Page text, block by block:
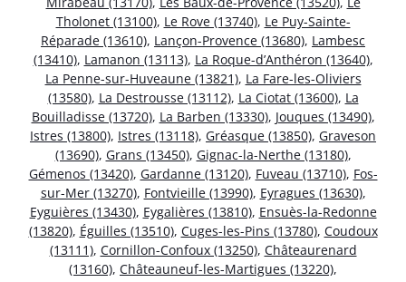
Tholonet (13100), Le Rove (13740), Le Puy-Sainte-
Réparade (13610), Lançon-Provence (13680), Lambesc
(13410), Lamanon (13113), La Roque-d’Anthéron (13640),
La Penne-sur-Huveaune (13821), La Fare-les-Oliviers
(13580), La Destrousse (13112), La Ciotat (13600), La
Bouilladisse (13720), La Barben (13330), Jouques (13490),
Istres (13800), Istres (13118), Gréasque (13850), Graveson
(13690), Grans (13450), Gignac-la-Nerthe (13180),
Gémenos (13420), Gardanne (13120), Fuveau (13710), Fos-
sur-Mer (13270), Fontvieille (13990), Eyragues (13630),
Eyguières (13430), Eygalières (13810), Ensuès-la-Redonne
(13820), Éguilles (13510), Cuges-les-Pins (13780), Coudoux
(13111), Cornillon-Confoux (13250), Châteaurenard
(13160), Châteauneuf-les-Martigues (13220),